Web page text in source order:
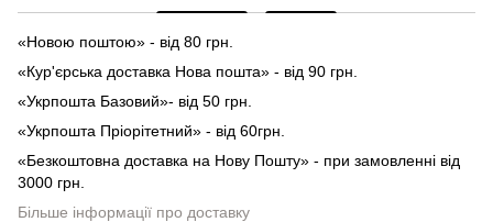
«Новою поштою» - від 80 грн.
«Кур'єрська доставка Нова пошта» - від 90 грн.
«Укрпошта Базовий»- від 50 грн.
«Укрпошта Пріорітетний» - від 60грн.
«Безкоштовна доставка на Нову Пошту» - при замовленні від
3000 грн.
Більше інформації про доставку